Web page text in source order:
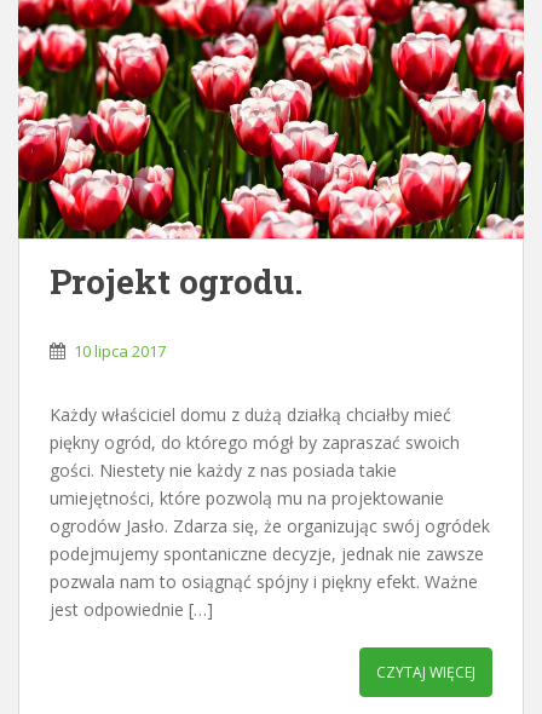
Projekt ogrodu.
10 lipca 2017
Każdy właściciel domu z dużą działką chciałby mieć
piękny ogród, do którego mógł by zapraszać swoich
gości. Niestety nie każdy z nas posiada takie
umiejętności, które pozwolą mu na projektowanie
ogrodów Jasło. Zdarza się, że organizując swój ogródek
podejmujemy spontaniczne decyzje, jednak nie zawsze
pozwala nam to osiągnąć spójny i piękny efekt. Ważne
jest odpowiednie […]
CZYTAJ WIĘCEJ